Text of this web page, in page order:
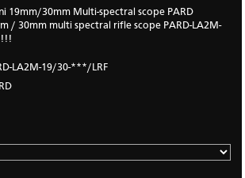
19mm/30mm Multi-spectral scope PARD
/ 30mm multi spectral rifle scope PARD-LA2M-
!!!
LA2M-19/30-***/LRF